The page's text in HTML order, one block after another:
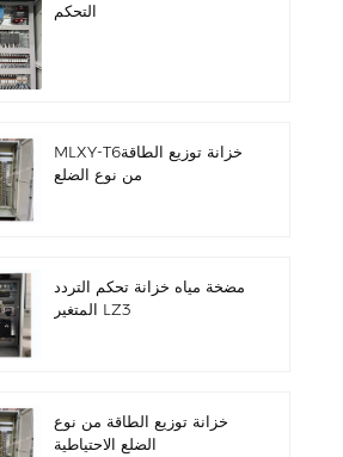
التحكم
MLXY-T6خزانة توزيع الطاقة
من نوع الضلع
مضخة مياه خزانة تحكم التردد
المتغير LZ3
خزانة توزيع الطاقة من نوع
الضلع الاحتياطية